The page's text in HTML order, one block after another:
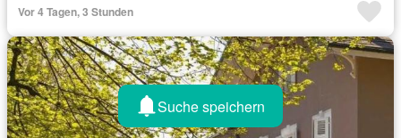
Vor 4 Tagen, 3 Stunden
Suche speichern